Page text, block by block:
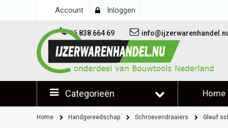
Account Inloggen
06 838 664 69
Categorieën Home
Home Handgereedschap Schroevendraaiers Gleuf